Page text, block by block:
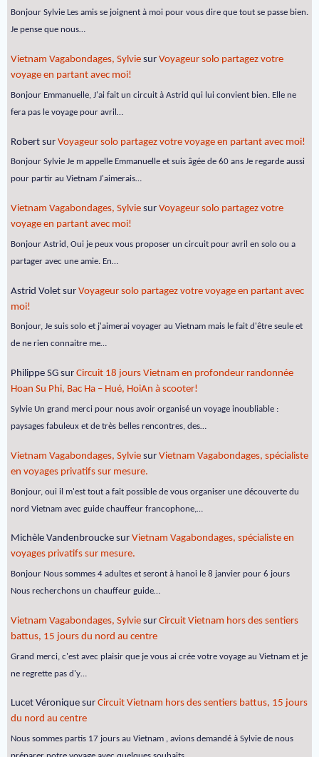
Bonjour Sylvie Les amis se joignent à moi pour vous dire que tout se passe bien.
Je pense que nous…
Vietnam Vagabondages, Sylvie sur Voyageur solo partagez votre
voyage en partant avec moi!
Bonjour Emmanuelle, J'ai fait un circuit à Astrid qui lui convient bien. Elle ne
fera pas le voyage pour avril…
Robert sur Voyageur solo partagez votre voyage en partant avec moi!
Bonjour Sylvie Je m appelle Emmanuelle et suis âgée de 60 ans Je regarde aussi
pour partir au Vietnam J'aimerais…
Vietnam Vagabondages, Sylvie sur Voyageur solo partagez votre
voyage en partant avec moi!
Bonjour Astrid, Oui je peux vous proposer un circuit pour avril en solo ou a
partager avec une amie. En…
Astrid Volet sur Voyageur solo partagez votre voyage en partant avec
moi!
Bonjour, Je suis solo et j'aimerai voyager au Vietnam mais le fait d'être seule et
de ne rien connaitre me…
Philippe SG sur Circuit 18 jours Vietnam en profondeur randonnée
Hoan Su Phi, Bac Ha – Hué, HoiAn à scooter!
Sylvie Un grand merci pour nous avoir organisé un voyage inoubliable :
paysages fabuleux et de très belles rencontres, des…
Vietnam Vagabondages, Sylvie sur Vietnam Vagabondages, spécialiste
en voyages privatifs sur mesure.
Bonjour, oui il m'est tout a fait possible de vous organiser une découverte du
nord Vietnam avec guide chauffeur francophone,…
Michèle Vandenbroucke sur Vietnam Vagabondages, spécialiste en
voyages privatifs sur mesure.
Bonjour Nous sommes 4 adultes et seront à hanoi le 8 janvier pour 6 jours
Nous recherchons un chauffeur guide…
Vietnam Vagabondages, Sylvie sur Circuit Vietnam hors des sentiers
battus, 15 jours du nord au centre
Grand merci, c'est avec plaisir que je vous ai crée votre voyage au Vietnam et je
ne regrette pas d'y…
Lucet Véronique sur Circuit Vietnam hors des sentiers battus, 15 jours
du nord au centre
Nous sommes partis 17 jours au Vietnam , avions demandé à Sylvie de nous